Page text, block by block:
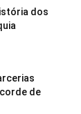
dos
de